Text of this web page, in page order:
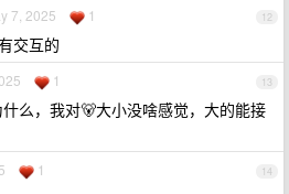
12
7, 2025 1
交互的
13
1
么，我对🐻大小没啥感觉，大的能接
14
1